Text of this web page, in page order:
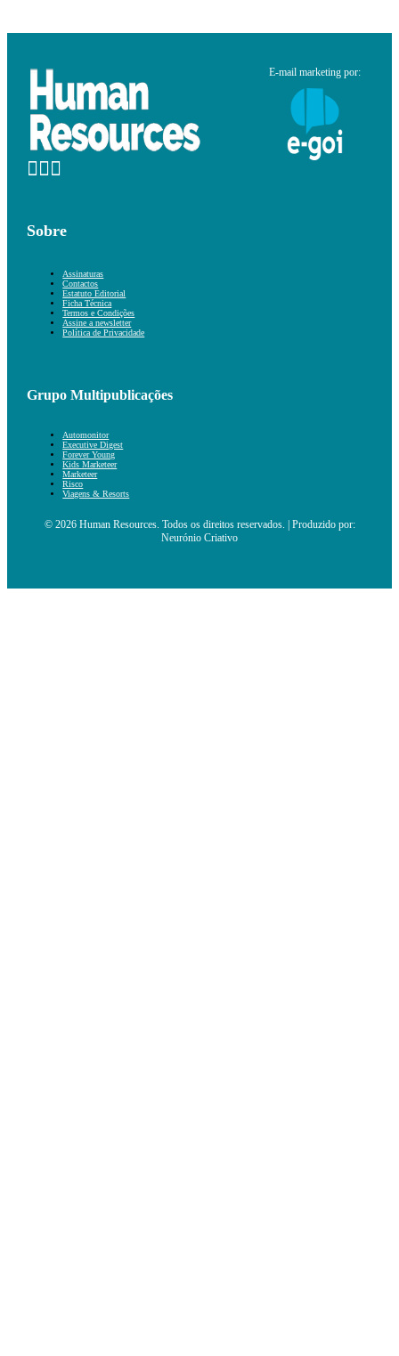
E-mail marketing por:
Sobre
Assinaturas
Contactos
Estatuto Editorial
Ficha Técnica
Termos e Condições
Assine a newsletter
Política de Privacidade
Grupo Multipublicações
Automonitor
Executive Digest
Forever Young
Kids Marketeer
Marketeer
Risco
Viagens & Resorts
© 2026 Human Resources. Todos os direitos reservados. | Produzido por:
Neurónio Criativo